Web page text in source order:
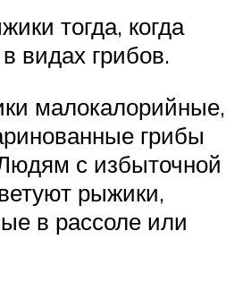
тогда, когда
видах грибов.
малокалорийные,
грибы
с избыточной
рыжики,
в рассоле или